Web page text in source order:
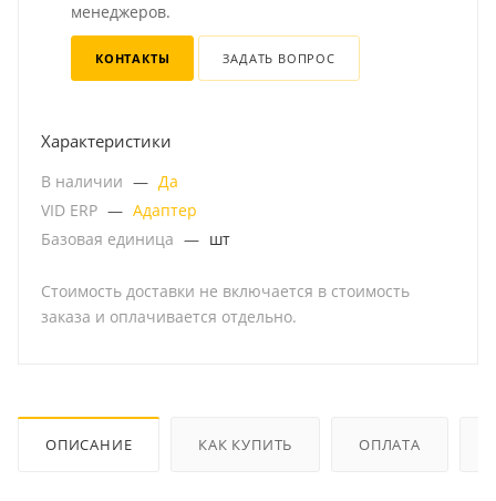
менеджеров.
КОНТАКТЫ ЗАДАТЬ ВОПРОС
Характеристики
В наличии — Да
VID ERP — Адаптер
Базовая единица — шт
Стоимость доставки не включается в стоимость
заказа и оплачивается отдельно.
ОПИСАНИЕ КАК КУПИТЬ ОПЛАТА